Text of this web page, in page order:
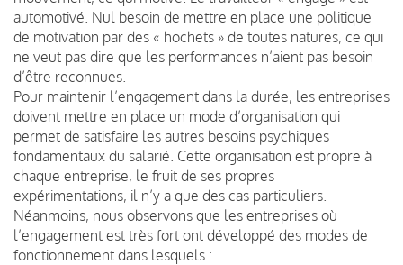
automotivé. Nul besoin de mettre en place une politique
de motivation par des « hochets » de toutes natures, ce qui
ne veut pas dire que les performances n’aient pas besoin
d’être reconnues.
Pour maintenir l’engagement dans la durée, les entreprises
doivent mettre en place un mode d’organisation qui
permet de satisfaire les autres besoins psychiques
fondamentaux du salarié. Cette organisation est propre à
chaque entreprise, le fruit de ses propres
expérimentations, il n’y a que des cas particuliers.
Néanmoins, nous observons que les entreprises où
l’engagement est très fort ont développé des modes de
fonctionnement dans lesquels :